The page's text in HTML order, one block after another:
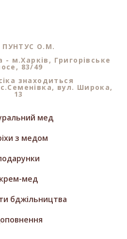
О.М.
м.Харків, Григорівське
83/49
знаходиться
вул. Широка,
13
мед
з медом
крем-мед
бджільництва